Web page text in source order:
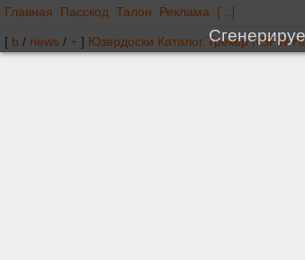
Главная Пасскод Талон Реклама [...]
[ b / news / + ] Юзердоски Каталог Трекер NSFW